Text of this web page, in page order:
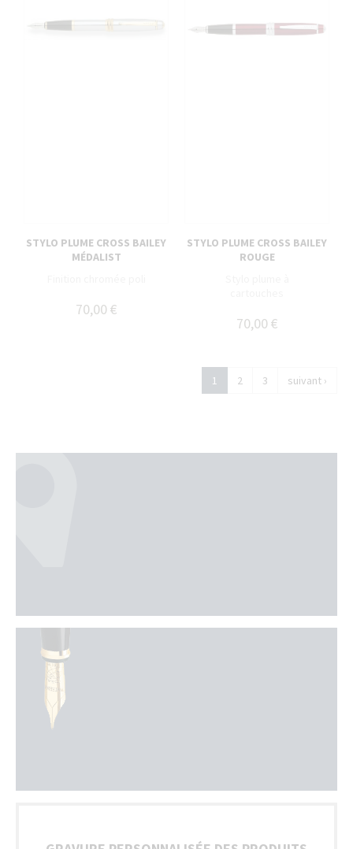
STYLO PLUME CROSS BAILEY
MÉDALIST
70,00 €
STYLO PLUME CROSS BAILEY
ROUGE
70,00 €
1 2 3 suivant ›